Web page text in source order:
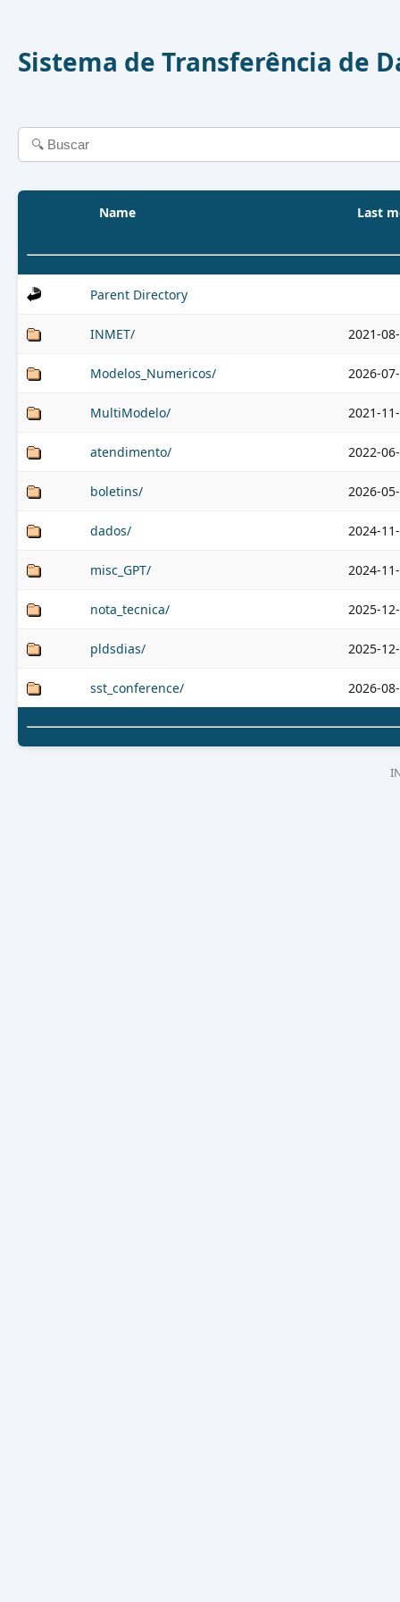
Sistema de Transferência de
Name Last
Parent Directory
INMET/ 2021-
Modelos_Numericos/ 2026-
MultiModelo/ 2021-
atendimento/ 2022-
boletins/ 2026-
dados/ 2024-
misc_GPT/ 2024-
nota_tecnica/ 2025-
pldsdias/ 2025-
sst_conference/ 2026-